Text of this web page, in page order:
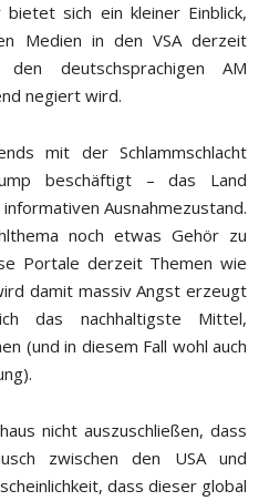
bietet sich ein kleiner Einblick,
Medien in den VSA derzeit
deutschsprachigen AM
negiert wird.
mit der Schlammschlacht
beschäftigt – das Land
Ausnahmezustand.
noch etwas Gehör zu
Portale derzeit Themen wie
damit massiv Angst erzeugt
das nachhaltigste Mittel,
(und in diesem Fall wohl auch
nicht auszuschließen, dass
zwischen den USA und
dass dieser global